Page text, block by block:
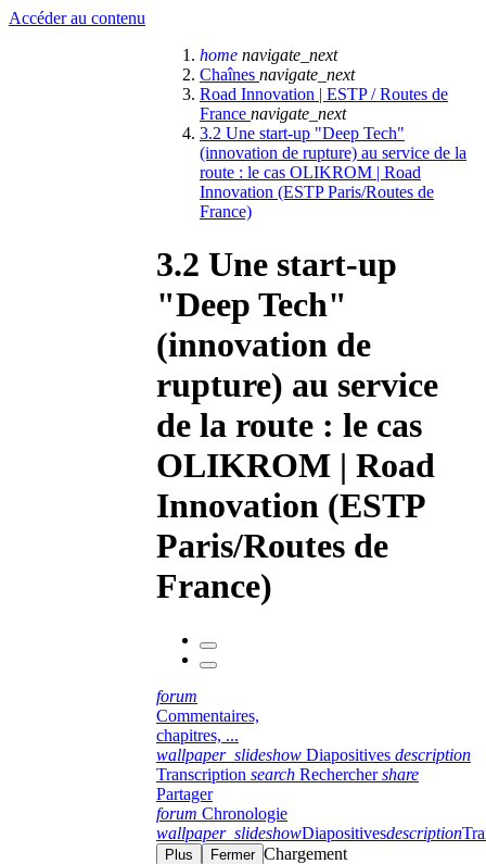
Accéder au contenu
home navigate_next
Chaînes navigate_next
Road Innovation | ESTP / Routes de
France navigate_next
3.2 Une start-up "Deep Tech"
(innovation de rupture) au service de la
route : le cas OLIKROM | Road
Innovation (ESTP Paris/Routes de
France)
3.2 Une start-up
"Deep Tech"
(innovation de
rupture) au service
de la route : le cas
OLIKROM | Road
Innovation (ESTP
Paris/Routes de
France)
forum
Commentaires,
chapitres, ...
wallpaper_slideshow Diapositives description
Transcription search Rechercher share
Partager
forum Chronologie
wallpaper_slideshowDiapositivesdescription
Plus Fermer Chargement